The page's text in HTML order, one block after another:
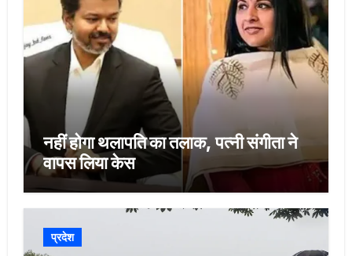
नहीं होगा थलापति का तलाक, पत्नी संगीता ने
वापस लिया केस
प्रदेश